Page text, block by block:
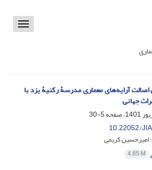
Toggle
اصالت آرایه‌های معماری مدرسۀ رکنیۀ یزد با
جهانی
5-30
10.22052/
امیرحسین کریمی
4.85 M